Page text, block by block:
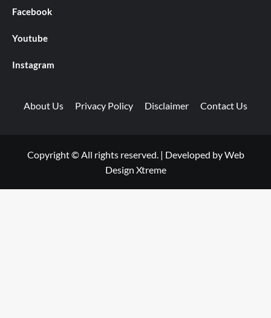
Facebook
Youtube
Instagram
About Us Privacy Policy Disclaimer Contact Us
Copyright © All rights reserved. | Developed byWeb
Design Xtreme